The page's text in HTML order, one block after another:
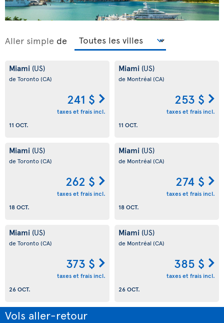
Aller simple de
Miami (US)
de Toronto(CA)
241 $
taxes et frais incl.
11 OCT.
Miami (US)
de Montréal (CA)
253 $
taxes et frais incl.
11 OCT.
Miami (US)
de Toronto(CA)
262 $
taxes et frais incl.
18 OCT.
Miami (US)
de Montréal (CA)
274 $
taxes et frais incl.
18 OCT.
Miami (US)
de Toronto(CA)
373 $
taxes et frais incl.
26 OCT.
Miami (US)
de Montréal (CA)
385 $
taxes et frais incl.
26 OCT.
Vols aller-retour